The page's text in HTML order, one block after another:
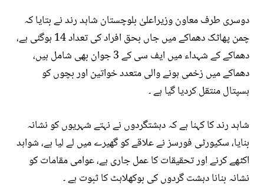
دوسری طرف معاون وزیراعلیٰ بلوچستان شاہد رند نے بتایا کہ
چمن پھاٹک دھماکے میں جاں بحق افراد کی تعداد 14 ہوگئی ہے،
دھماکے کے شہداء میں ایف سی کے 3 جوان بھی شامل ہیں،
دھماکے میں زخمی ہونے والی متعدد خواتین اور بچوں کو
ہسپتال منتقل کردیا گیا ہے ۔
شاہد رند کا کہنا ہے کہ دہشتگردوں نے نہتے شہریوں کو نشانہ
بنایا، سکیورٹی فورسز نے علاقے کو گھیرے میں لے لیا ہے، شواہد
اکٹھے کرنے اور تحقیقات کا عمل جاری ہے، عوامی مقامات کو
نشانہ بنانا دہشت گردوں کی بوکھلاہٹ کا ثبوت ہے ۔